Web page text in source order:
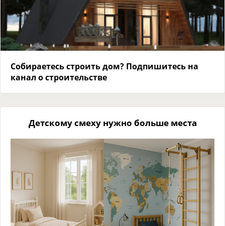
Собираетесь строить дом? Подпишитесь на
канал о строительстве
Детскому смеху нужно больше места